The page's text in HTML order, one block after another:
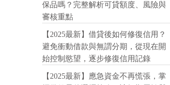
保品嗎？完整解析可貸額度、風險與
審核重點
【2025最新】借貸後如何修復信用？
避免衝動借款與無謂分期，從現在開
始控制慾望，逐步修復信用記錄
【2025最新】應急資金不再慌張，掌